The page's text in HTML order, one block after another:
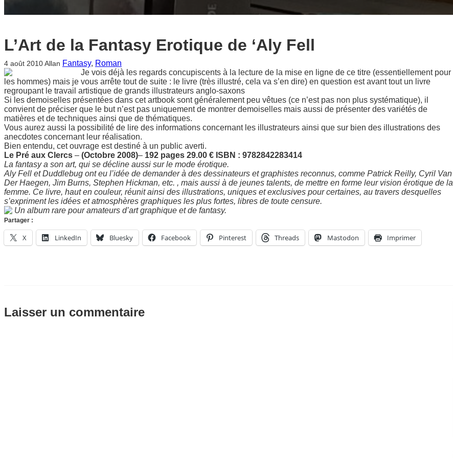
L’Art de la Fantasy Erotique de ‘Aly Fell
4 août 2010 Allan Fantasy, Roman
Je vois déjà les regards concupiscents à la lecture de la mise en ligne de ce titre (essentiellement pour
les hommes) mais je vous arrête tout de suite : le livre (très illustré, cela va s’en dire) en question est avant tout un livre
regroupant le travail artistique de grands illustrateurs anglo-saxons
Si les demoiselles présentées dans cet artbook sont généralement peu vêtues (ce n’est pas non plus systématique), il
convient de préciser que le but n’est pas uniquement de montrer demoiselles mais aussi de présenter des variétés de
matières et de techniques ainsi que de thématiques.
Vous aurez aussi la possibilité de lire des informations concernant les illustrateurs ainsi que sur bien des illustrations des
anecdotes concernant leur réalisation.
Bien entendu, cet ouvrage est destiné à un public averti.
Le Pré aux Clercs – (Octobre 2008)– 192 pages 29.00 € ISBN : 9782842283414
La fantasy a son art, qui se décline aussi sur le mode érotique.
Aly Fell et Duddlebug ont eu l’idée de demander à des dessinateurs et graphistes reconnus, comme Patrick Reilly, Cyril Van
Der Haegen, Jim Burns, Stephen Hickman, etc. , mais aussi à de jeunes talents, de mettre en forme leur vision érotique de la
femme. Ce livre, haut en couleur, réunit ainsi des illustrations, uniques et exclusives pour certaines, au travers desquelles
s’expriment les idées et atmosphères graphiques les plus fortes, libres de toute censure.
Un album rare pour amateurs d’art graphique et de fantasy.
Partager :
X LinkedIn Bluesky Facebook Pinterest Threads Mastodon Imprimer
Laisser un commentaire